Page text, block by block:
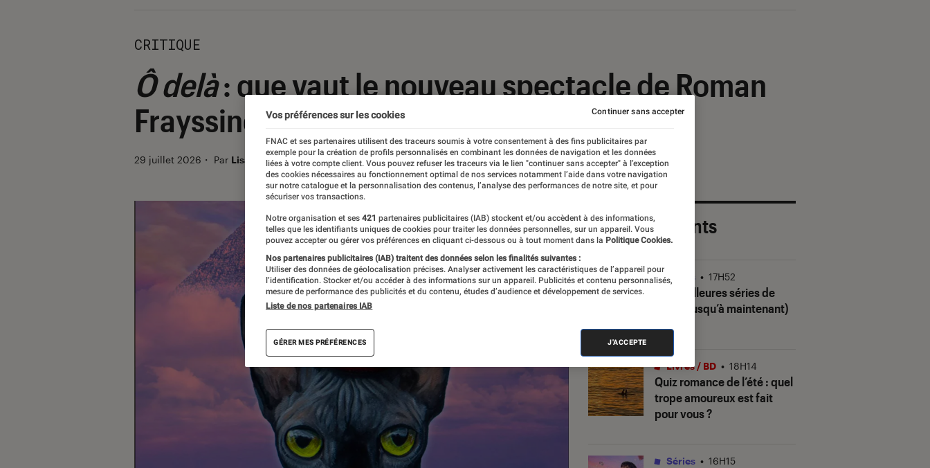
CRITIQUE
Ô delà: que vaut le nouveau spectacle de Roman
Frayssinet ?
29 juillet 2026 ・ Par Lisa Muratore
Les plus récents
Les meilleures séries de
2026 (jusqu’à maintenant)
Séries • 17H52
Quiz romance de l’été : quel
trope amoureux est fait
pour vous ?
Livres / BD • 18H14
Séries • 16H15
Vos préférences sur les cookies
FNAC et ses partenaires utilisent des traceurs soumis à votre consentement à des fins publicitaires par
exemple pour la création de profils personnalisés en combinant les données de navigation et les données
liées à votre compte client. Vous pouvez refuser les traceurs via le lien "continuer sans accepter" à l’exception
des cookies nécessaires au fonctionnement optimal de nos services notamment l’aide dans votre navigation
sur notre catalogue et la personnalisation des contenus, l’analyse des performances de notre site, et pour
sécuriser vos transactions.
Notre organisation et ses 421 partenaires publicitaires (IAB) stockent et/ou accèdent à des informations,
telles que les identifiants uniques de cookies pour traiter les données personnelles, sur un appareil. Vous
pouvez accepter ou gérer vos préférences en cliquant ci-dessous ou à tout moment dans la Politique Cookies.
Nos partenaires publicitaires (IAB) traitent des données selon les finalités suivantes :
Utiliser des données de géolocalisation précises. Analyser activement les caractéristiques de l’appareil pour
l’identification. Stocker et/ou accéder à des informations sur un appareil. Publicités et contenu personnalisés,
mesure de performance des publicités et du contenu, études d’audience et développement de services.
Liste de nos partenaires IAB
GÉRER MES PRÉFÉRENCES J'ACCEPTE
Continuer sans accepter